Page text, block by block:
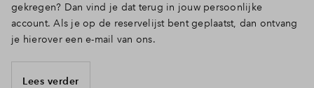
gekregen? Dan vind je dat terug in jouw persoonlijke
account. Als je op de reservelijst bent geplaatst, dan ontvang
je hierover een e-mail van ons.
Lees verder